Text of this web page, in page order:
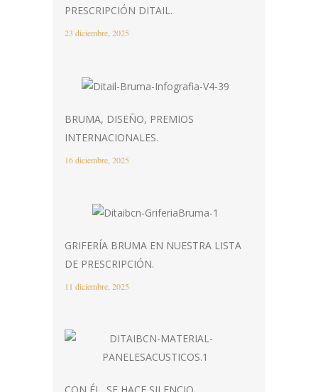
PRESCRIPCIÓN DITAIL.
23 diciembre, 2025
BRUMA, DISEÑO, PREMIOS
INTERNACIONALES.
16 diciembre, 2025
GRIFERÍA BRUMA EN NUESTRA LISTA
DE PRESCRIPCIÓN.
11 diciembre, 2025